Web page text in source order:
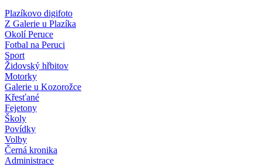
Plazíkovo digifoto
Z Galerie u Plazíka
Okolí Peruce
Fotbal na Peruci
Sport
Židovský hřbitov
Motorky
Galerie u Kozorožce
Křesťané
Fejetony
Školy
Povídky
Volby
Černá kronika
Administrace